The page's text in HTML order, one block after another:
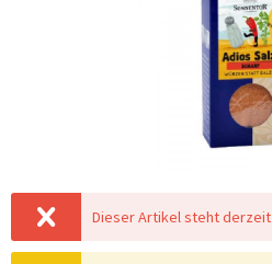
Dieser Artikel steht